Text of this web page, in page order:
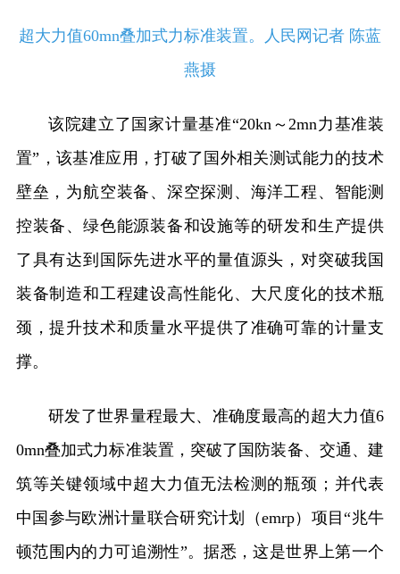
超大力值60mn叠加式力标准装置。人民网记者 陈蓝
燕摄
该院建立了国家计量基准“20kn～2mn力基准装
置”，该基准应用，打破了国外相关测试能力的技术
壁垒，为航空装备、深空探测、海洋工程、智能测
控装备、绿色能源装备和设施等的研发和生产提供
了具有达到国际先进水平的量值源头，对突破我国
装备制造和工程建设高性能化、大尺度化的技术瓶
颈，提升技术和质量水平提供了准确可靠的计量支
撑。
研发了世界量程最大、准确度最高的超大力值6
0mn叠加式力标准装置，突破了国防装备、交通、建
筑等关键领域中超大力值无法检测的瓶颈；并代表
中国参与欧洲计量联合研究计划（emrp）项目“兆牛
顿范围内的力可追溯性”。据悉，这是世界上第一个